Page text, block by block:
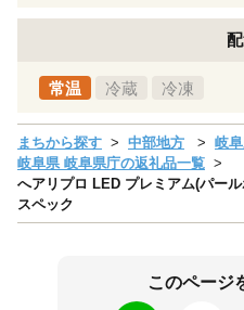
常温 冷蔵 冷凍
まちから探す 中部地方
岐
岐阜県 岐阜県庁の返礼品一覧
へアリプロ LED プレミアム(パー
スペック
このページ